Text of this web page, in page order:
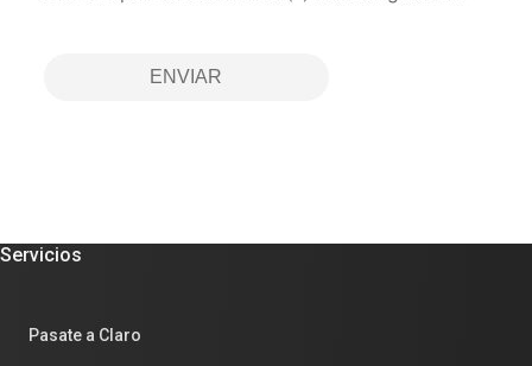
ENVIAR
Servicios
Pasate a Claro